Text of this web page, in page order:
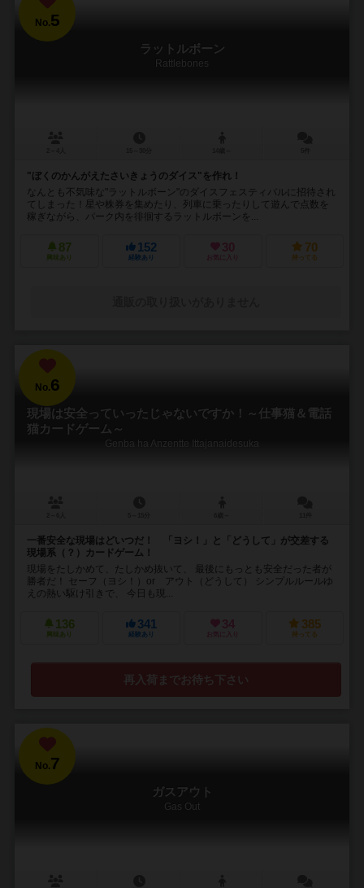
No.5
ラットルボーン
Rattlebones
"ぼくのかんがえたさいきょうのダイス"を作れ！
なんとも不気味な"ラットルボーン"のダイスフェスティバルに招待され
てしまった！星や株券を集めたり、列車に乗ったりして遊んで点数を
稼ぎながら、パーク内を徘徊するラットルボーンを...
87
興味あり
152
経験あり
30
お気に入り
70
持ってる
No.6
現場は安全っていったじゃないですか！～仕事猫＆電話
猫カードゲーム～
Genba ha Anzentte Ittajanaidesuka
一番安全な現場はどいつだ！ 「ヨシ！」と「どうして」が交差する
現場系（？）カードゲーム！
現場をたしかめて、たしかめ抜いて、 最後にもっとも安全だった者が
勝者だ！ セーフ（ヨシ！）or アウト（どうして） シンプルルールゆ
えの熱い駆け引きで、 今日も現...
136
興味あり
341
経験あり
34
お気に入り
385
持ってる
再入荷までお待ち下さい
No.7
ガスアウト
Gas Out